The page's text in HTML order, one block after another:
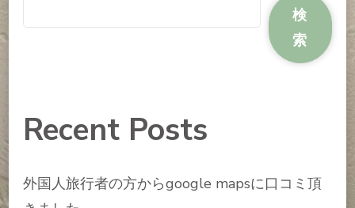
検
索
Recent Posts
外国人旅行者の方からgoogle mapsに口コミ頂